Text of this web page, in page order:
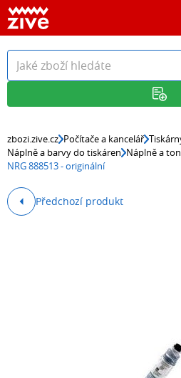
zbozi.zive.cz Počítače a kancelář
Náplně a barvy do tiskáren Náplně a
NRG 888513 - originální
Předchozí produkt